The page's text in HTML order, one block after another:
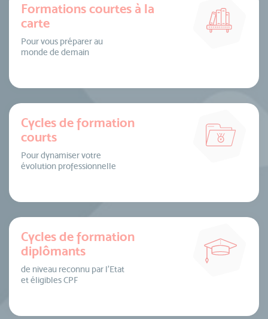
Formations courtes à la
carte
Pour vous préparer au
monde de demain
Cycles de formation
courts
Pour dynamiser votre
évolution professionnelle
Cycles de formation
diplômants
de niveau reconnu par l’Etat
et éligibles CPF